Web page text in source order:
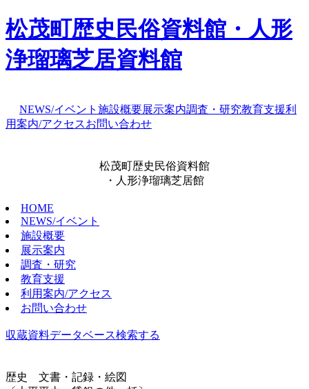
松茂町歴史民俗資料館・人形
浄瑠璃芝居資料館
NEWS/イベント 施設概要展示案内調査・研究教育支援利
用案内/アクセスお問い合わせ
松茂町歴史民俗資料館
・人形浄瑠璃芝居館
HOME
NEWS/イベント
施設概要
展示案内
調査・研究
教育支援
利用案内/アクセス
お問い合わせ
収蔵資料データベース検索する
歴史
文書・記録・絵図